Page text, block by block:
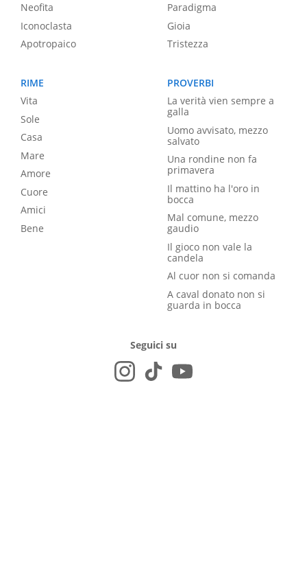
Neofita
Iconoclasta
Apotropaico
Paradigma
Gioia
Tristezza
RIME
Vita
Sole
Casa
Mare
Amore
Cuore
Amici
Bene
PROVERBI
La verità vien sempre a
galla
Uomo avvisato, mezzo
salvato
Una rondine non fa
primavera
Il mattino ha l'oro in
bocca
Mal comune, mezzo
gaudio
Il gioco non vale la
candela
Al cuor non si comanda
A caval donato non si
guarda in bocca
Seguici su